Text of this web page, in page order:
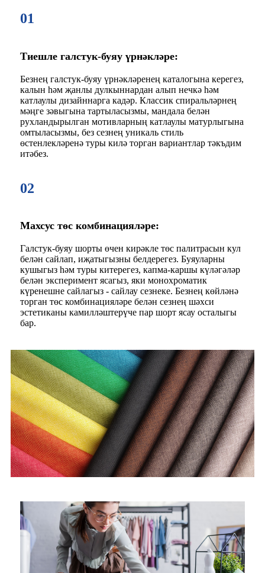
01
Тиешле галстук-буяу үрнәкләре:
Безнең галстук-буяу үрнәкләренең каталогына керегез,
калын һәм җанлы дулкыннардан алып нечкә һәм
катлаулы дизайннарга кадәр. Классик спиральләрнең
мәңге зәвыгына тартыласызмы, мандала белән
рухландырылган мотивларның катлаулы матурлыгына
омтыласызмы, без сезнең уникаль стиль
өстенлекләренә туры килә торган вариантлар тәкъдим
итәбез.
02
Махсус төс комбинацияләре:
Галстук-буяу шорты өчен кирәкле төс палитрасын кул
белән сайлап, иҗатыгызны белдерегез. Буяуларны
кушыгыз һәм туры китерегез, капма-каршы күләгәләр
белән эксперимент ясагыз, яки монохроматик
күренешне сайлагыз - сайлау сезнеке. Безнең көйләнә
торган төс комбинацияләре белән сезнең шәхси
эстетиканы камилләштерүче пар шорт ясау осталыгы
бар.